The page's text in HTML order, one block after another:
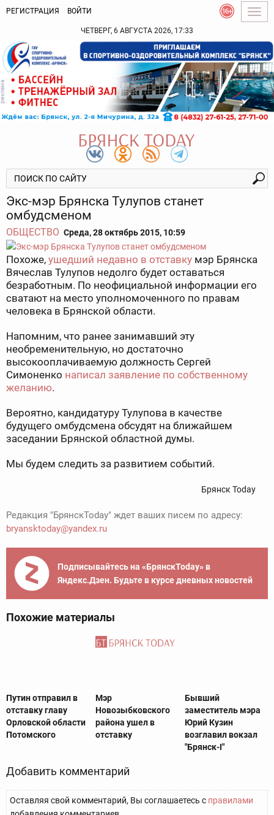
РЕГИСТРАЦИЯ ВОЙТИ
ЧЕТВЕРГ, 6 АВГУСТА 2026, 17:33
Экс-мэр Брянска Тулупов станет
омбудсменом
ОБЩЕСТВО Среда, 28 октябрь 2015, 10:59
Похоже, ушедший недавно в отставку мэр Брянска
Вячеслав Тулупов недолго будет оставаться
безработным. По неофициальной информации его
сватают на место уполномоченного по правам
человека в Брянской области.
Напомним, что ранее занимавший эту
необременительную, но достаточно
высокооплачиваемую должность Сергей
Симоненко написал заявление по собственному
желанию.
Вероятно, кандидатуру Тулупова в качестве
будущего омбудсмена обсудят на ближайшем
заседании Брянской областной думы.
Мы будем следить за развитием событий.
Брянск Today
Редакция "БрянскToday" ждет ваших писем по адресу:
bryansktoday@yandex.ru
Подписывайтесь на «БрянскToday» в
Яндекс.Дзен. Будьте в курсе дневных новостей
Похожие материалы
Путин отправил в
отставку главу
Орловской области
Потомского
Мэр
Новозыбковского
района ушел в
отставку
Бывший
заместитель мэра
Юрий Кузин
возглавил вокзал
"Брянск-I"
Добавить комментарий
Оставляя свой комментарий, Вы соглашаетесь с правилами